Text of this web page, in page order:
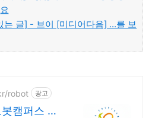
글] - 브이 [미디어다음] ...를 보
robot 광고
캠퍼스 전